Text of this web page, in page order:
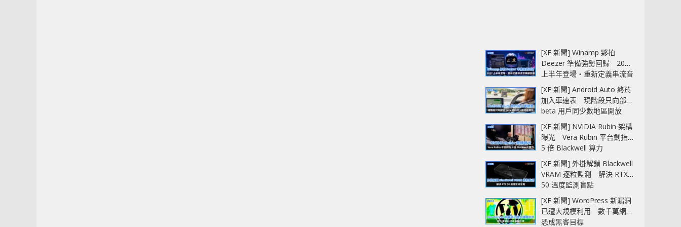
[XF 新聞] Winamp 夥拍
Deezer 準備強勢回歸 2027
上半年登場‧重新定義串流音
樂播放器
[XF 新聞] Android Auto 終於
加入車速表 現階段只向部分
beta 用戶同少數地區開放
[XF 新聞] NVIDIA Rubin 架構
曝光 Vera Rubin 平台劍指
5 倍 Blackwell 算力
[XF 新聞] 外掛解鎖 Blackwell
VRAM 逐粒監測 解決 RTX
50 溫度監測盲點
[XF 新聞] WordPress 新漏洞
已遭大規模利用 數千萬網站
恐成黑客目標